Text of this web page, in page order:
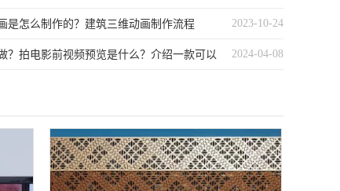
2023-10-24
是怎么制作的？建筑三维动画制作流程
2024-04-08
？拍电影前视频预览是什么？介绍一款可以